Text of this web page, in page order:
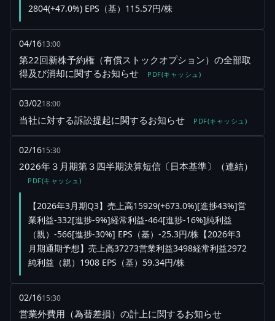
2804(+47.0%) EPS（基）115.57円/株
04/1613:00
第22回新株予約権（有償ストックオプション）の全部取
得及び消却に関するお知らせ
PDF(キャッシュ)
03/0218:00
当社に対する訴訟提起に関するお知らせ PDF(キャッシュ)
02/1615:30
2026年３月期第３四半期決算短信〔日本基準〕（連結）
PDF(キャッシュ)
【2026年3月期Q3】売上高15929(+673.0%)[進捗43%]営
業利益-332[進捗-9%]経常利益-464[進捗-16%]純利益
（親）-566[進捗-30%] EPS（基）-25.3円/株【2026年3
月期通期予想】売上高37273営業利益3498経常利益2972
純利益（親）1908 EPS（基）59.34円/株
02/1615:30
営業外費用（為替差損）の計上に関するお知らせ